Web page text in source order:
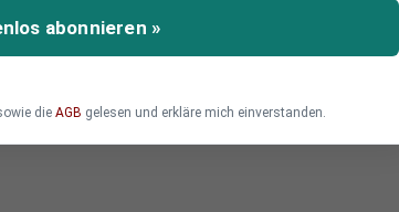
der Mitte
abonnieren »
die AGB gelesen und erkläre mich einverstanden.